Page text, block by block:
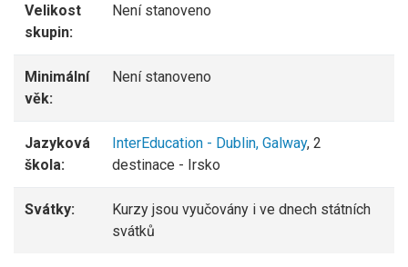
Velikost
skupin:
Není stanoveno
Minimální
věk:
Není stanoveno
Jazyková
škola:
InterEducation - Dublin, Galway, 2
destinace - Irsko
Svátky:
Kurzy jsou vyučovány i ve dnech státních
svátků